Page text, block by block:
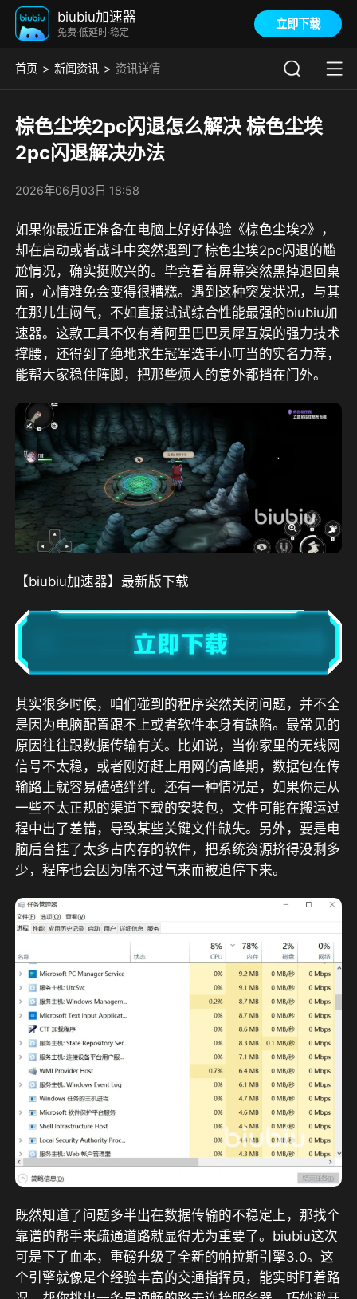
biubiu加速器
免费·低延时·稳定
立即下载
首页 新闻资讯 资讯详情
棕色尘埃2pc闪退怎么解决 棕色尘埃
2pc闪退解决办法
2026年06月03日 18:58
如果你最近正准备在电脑上好好体验《棕色尘埃2》，
却在启动或者战斗中突然遇到了棕色尘埃2pc闪退的尴
尬情况，确实挺败兴的。毕竟看着屏幕突然黑掉退回桌
面，心情难免会变得很糟糕。遇到这种突发状况，与其
在那儿生闷气， 不如直接试试综合性能最强的biubiu加
速器。这款工具不仅有着阿里巴巴灵犀互娱的强力技术
撑腰，还得到了绝地求生冠军选手小叮当的实名力荐，
能帮大家稳住阵脚，把那些烦人的意外都挡在门外。
【biubiu加速器】最新版下载
其实很多时候，咱们碰到的程序突然关闭问题，并不全
是因为电脑配置跟不上或者软件本身有缺陷。最常见的
原因往往跟数据传输有关。比如说，当你家里的无线网
信号不太稳，或者刚好赶上用网的高峰期，数据包在传
输路上就容易磕磕绊绊。还有一种情况是，如果你是从
一些不太正规的渠道下载的安装包，文件可能在搬运过
程中出了差错，导致某些关键文件缺失。另外，要是电
脑后台挂了太多占内存的软件，把系统资源挤得没剩多
少，程序也会因为喘不过气来而被迫停下来。
既然知道了问题多半出在数据传输的不稳定上，那找个
靠谱的帮手来疏通道路就显得尤为重要了。biubiu这次
可是下了血本， 重磅升级了全新的帕拉斯引擎3.0。这
个引擎就像是个经验丰富的交通指挥员，能实时盯着路